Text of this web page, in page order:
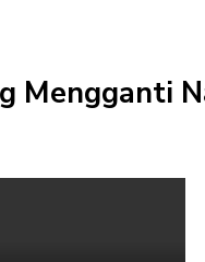
Mengganti